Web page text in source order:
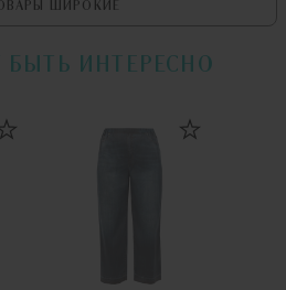
ШИРОКИЕ
ИНТЕРЕСНО